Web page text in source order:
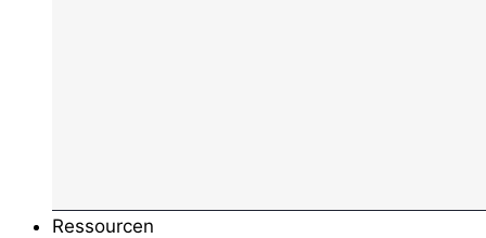
Ressourcen